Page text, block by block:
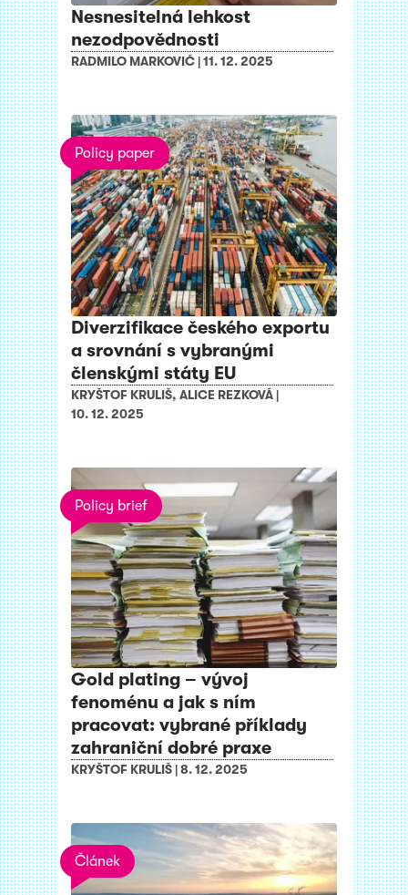
Nesnesitelná lehkost
nezodpovědnosti
RADMILO MARKOVIĆ |11. 12. 2025
Policy paper
Diverzifikace českého exportu
a srovnání s vybranými
členskými státy EU
KRYŠTOF KRULIŠ, ALICE REZKOVÁ |
10. 12. 2025
Policy brief
Gold plating – vývoj
fenoménu a jak s ním
pracovat: vybrané příklady
zahraniční dobré praxe
KRYŠTOF KRULIŠ |8. 12. 2025
Článek